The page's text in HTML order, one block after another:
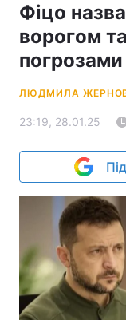
Фіцо
ворогом
погрозами
ЛЮДМИЛА
23:19, 28.01.25